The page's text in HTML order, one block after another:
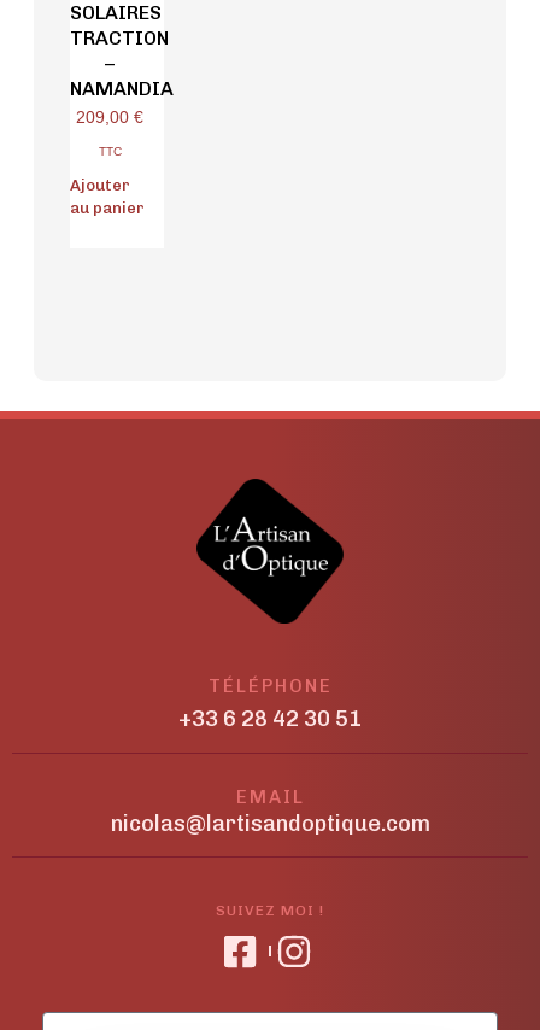
SOLAIRES
TRACTION
–
NAMANDIA
209,00 €
TTC
Ajouter
au panier
TÉLÉPHONE
+33 6 28 42 30 51
EMAIL
nicolas@lartisandoptique.com
SUIVEZ MOI !